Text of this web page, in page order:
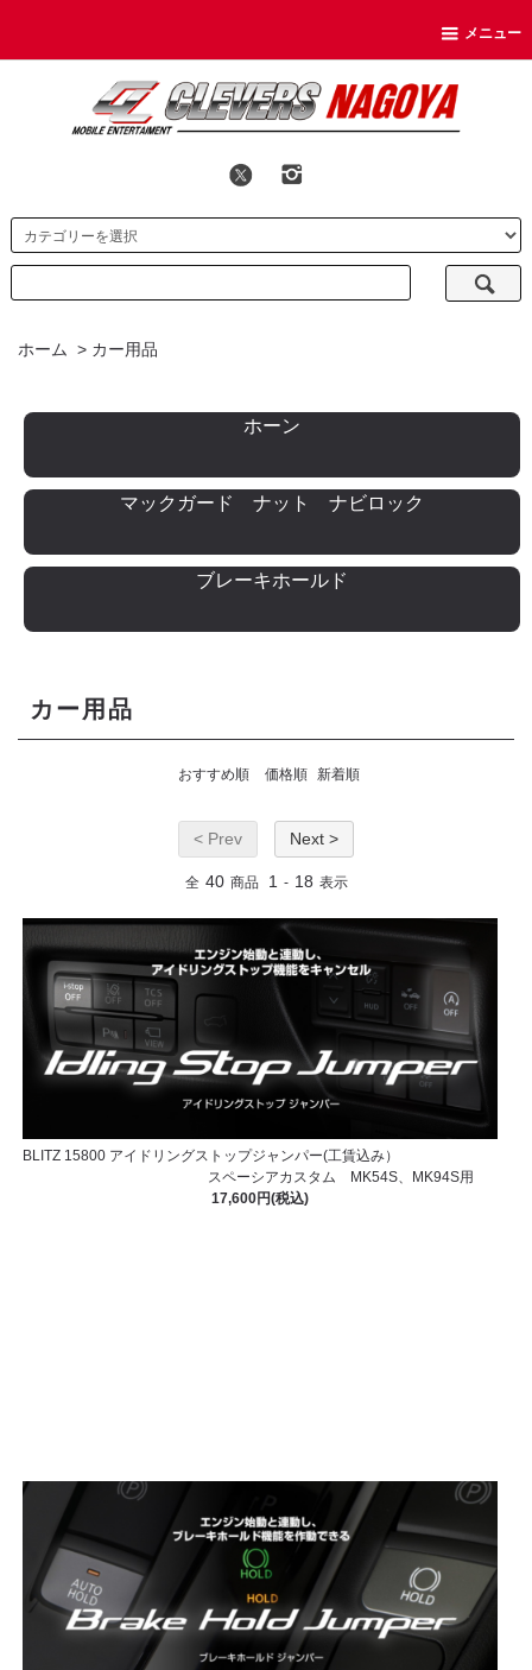
メニュー
ホーム > カー用品
ホーン
マックガード ナット ナビロック
ブレーキホールド
カー用品
おすすめ順 価格順 新着順
< Prev Next >
全 40 商品 1 - 18 表示
BLITZ 15800 アイドリングストップジャンパー(工賃込み）
スペーシアカスタム MK54S、MK94S用
17,600円(税込)